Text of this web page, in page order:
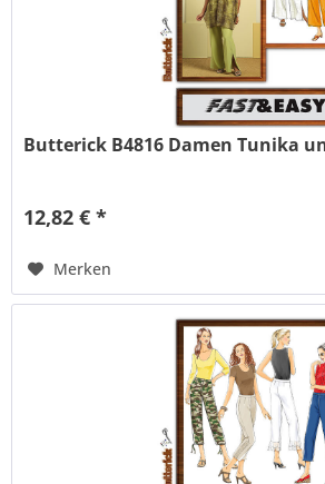
Butterick B4816 Damen Tunika
12,82 € *
Merken